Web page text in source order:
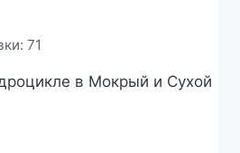
71
в Мокрый и Сухой